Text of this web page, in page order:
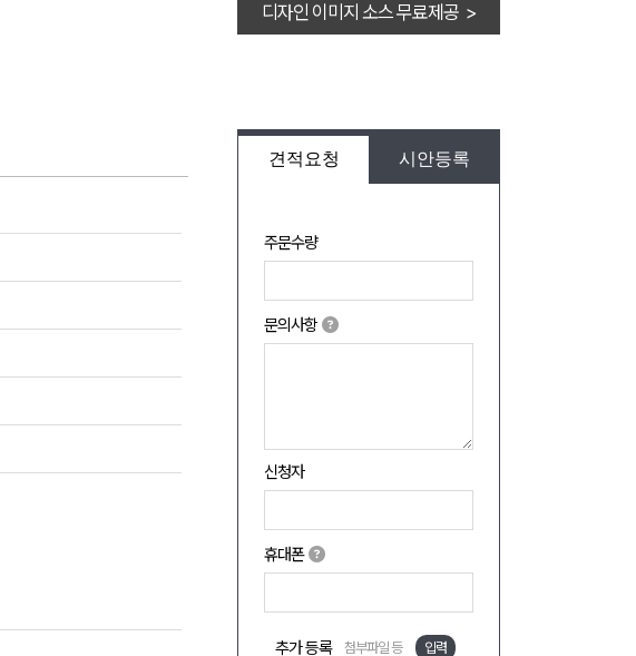
디자인 이미지 소스 무료제공 >
견적요청 시안등록
주문수량
문의사항
신청자
휴대폰
추가 등록 첨부파일 등 입력